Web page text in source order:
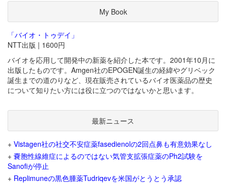
My Book
「バイオ・トゥデイ」
NTT出版 | 1600円
バイオを応用して開発中の新薬を紹介した本です。2001年10月に
出版したものです。Amgen社のEPOGEN誕生の経緯やグリベック
誕生までの道のりなど、現在販売されているバイオ医薬品の歴史
について知りたい方には役に立つのではないかと思います。
最新ニュース
+ Vistagen社の社交不安症薬fasedienolの2回点鼻も有意効果なし
+ 嚢胞性線維症によるのではない気管支拡張症薬のPh2試験を
Sanofiが停止
+ Replimuneの黒色腫薬Tudriqevを米国がとうとう承認